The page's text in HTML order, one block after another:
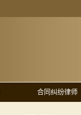
合同纠纷律师